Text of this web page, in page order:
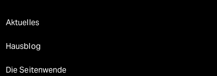
Aktuelles
Hausblog
Die Seitenwende